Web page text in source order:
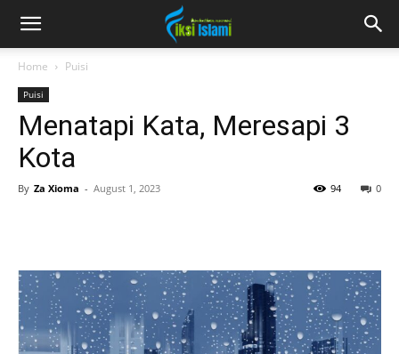
fiksiislami.com
Home Puisi
Puisi
Menatapi Kata, Meresapi 3
Kota
By Za Xioma - August 1, 2023 0
94